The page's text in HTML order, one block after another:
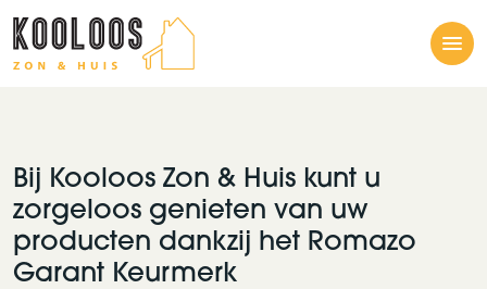
Bij Kooloos Zon & Huis kunt u
zorgeloos genieten van uw
producten dankzij het Romazo
Garant Keurmerk